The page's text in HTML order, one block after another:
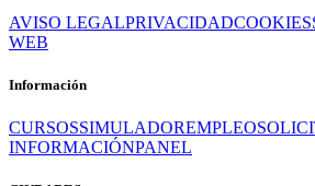
AVISO LEGALPRIVACIDADCOOKIES
WEB
Información
CURSOSSIMULADOREMPLEO
INFORMACIÓNPANEL